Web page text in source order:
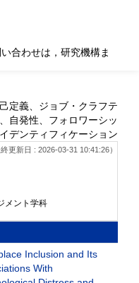
合わせは，研究機構ま
定義、ジョブ・クラフテ
自発性、フォロワーシッ
デンティフィケーション
終更新日 : 2026-03-31 10:41:26）
メント学科
Inclusion and Its
With